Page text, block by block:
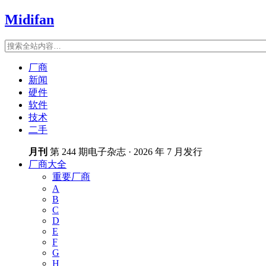
Midifan
厂商
新闻
硬件
软件
技术
二手
月刊 第 244 期电子杂志 · 2026 年 7 月发行
厂商大全
重要厂商
A
B
C
D
E
F
G
H